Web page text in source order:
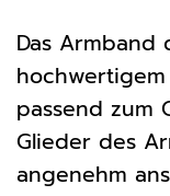
Das Armband
passend zum
Glieder des
angenehm